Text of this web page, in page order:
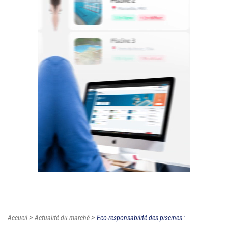
Accueil>Actualité du marché> Eco-responsabilité des piscines :...